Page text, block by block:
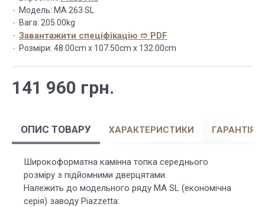
141 960 грн.
Модель: MA 263 SL
Вага: 205.00kg
Завантажити спеціфікацію ➱ PDF
Розміри: 48.00cm x 107.50cm x 132.00cm
ОПИС ТОВАРУ ХАРАКТЕРИСТИКИ ГАРАНТІЯ
Широкоформатна камінна топка середнього
розміру з підйомними дверцятами.
Належить до модельного ряду MA SL (економічна
серія) заводу Piazzetta: